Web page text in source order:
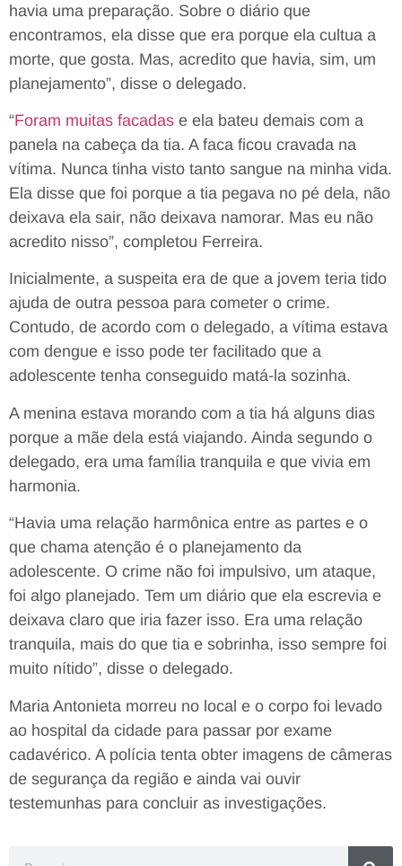
havia uma preparação. Sobre o diário que
encontramos, ela disse que era porque ela cultua a
morte, que gosta. Mas, acredito que havia, sim, um
planejamento”, disse o delegado.
“Foram muitas facadas e ela bateu demais com a
panela na cabeça da tia. A faca ficou cravada na
vítima. Nunca tinha visto tanto sangue na minha vida.
Ela disse que foi porque a tia pegava no pé dela, não
deixava ela sair, não deixava namorar. Mas eu não
acredito nisso”, completou Ferreira.
Inicialmente, a suspeita era de que a jovem teria tido
ajuda de outra pessoa para cometer o crime.
Contudo, de acordo com o delegado, a vítima estava
com dengue e isso pode ter facilitado que a
adolescente tenha conseguido matá-la sozinha.
A menina estava morando com a tia há alguns dias
porque a mãe dela está viajando. Ainda segundo o
delegado, era uma família tranquila e que vivia em
harmonia.
“Havia uma relação harmônica entre as partes e o
que chama atenção é o planejamento da
adolescente. O crime não foi impulsivo, um ataque,
foi algo planejado. Tem um diário que ela escrevia e
deixava claro que iria fazer isso. Era uma relação
tranquila, mais do que tia e sobrinha, isso sempre foi
muito nítido”, disse o delegado.
Maria Antonieta morreu no local e o corpo foi levado
ao hospital da cidade para passar por exame
cadavérico. A polícia tenta obter imagens de câmeras
de segurança da região e ainda vai ouvir
testemunhas para concluir as investigações.